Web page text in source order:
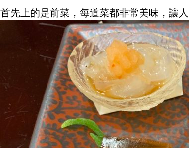
首先上的是前菜，每道菜都非常美味，讓